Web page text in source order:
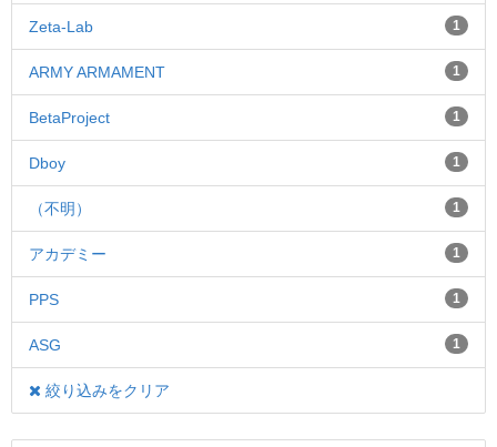
Zeta-Lab 1
ARMY ARMAMENT 1
BetaProject 1
Dboy 1
（不明） 1
アカデミー 1
PPS 1
ASG 1
絞り込みをクリア